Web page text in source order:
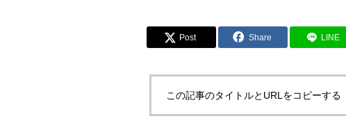
Post Share LINE
この記事のタイトルとURLをコピーする